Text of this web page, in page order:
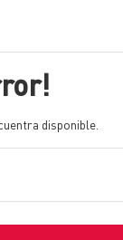
disponible.